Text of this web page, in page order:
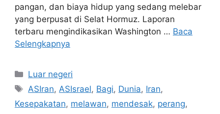
pangan, dan biaya hidup yang sedang melebar
yang berpusat di Selat Hormuz. Laporan
terbaru mengindikasikan Washington … Baca
Selengkapnya
Kategori
Luar negeri
Tag
ASIran, ASIsrael, Bagi, Dunia, Iran,
Kesepakatan, melawan, mendesak, perang,